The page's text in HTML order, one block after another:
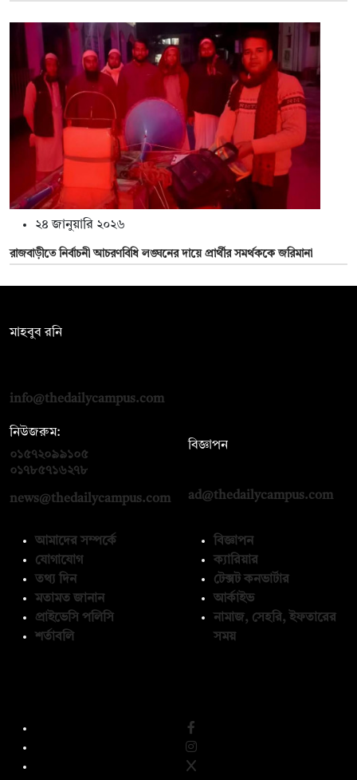
২৪ জানুয়ারি ২০২৬
রাজবাড়ীতে নির্বাচনী আচরণবিধি লঙ্ঘনের দায়ে প্রার্থীর সমর্থককে জরিমানা
মাহবুব রনি
info@thedailycampus.com
নিউজরুম:
০১৫৭২০৯৯১০৫
০১৭৮৫৭১৬২৭৮
news@thedailycampus.com
বিজ্ঞাপন
ad@thedailycampus.com
আমাদের সম্পর্কে
যোগাযোগ
তথ্য দিন
মতামত জানান
প্রাইভেসি পলিসি
শর্তাবলি
বিজ্ঞাপন
ক্যারিয়ার
টেক্সট কনভার্টার
আর্কাইভ
নামাজ, সেহরি, ইফতারের
সময়